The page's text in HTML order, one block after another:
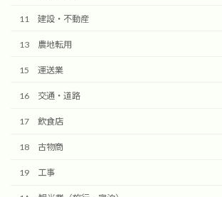
11 建設・不動産
13 農地転用
15 運送業
16 交通・道路
17 飲食店
18 古物商
19 工事